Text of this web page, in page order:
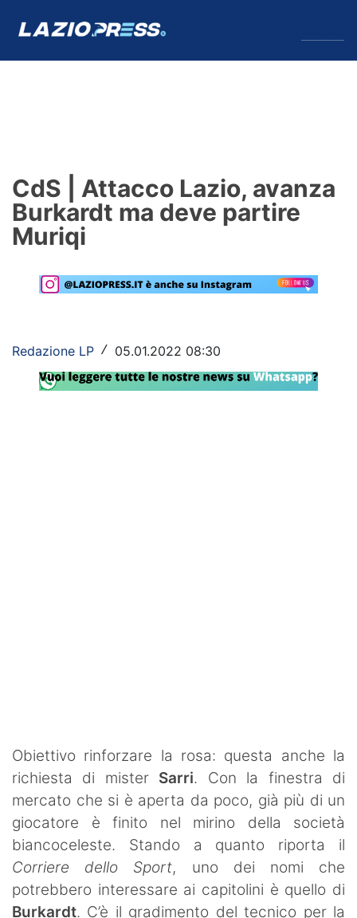
Formello
Infortuni
Primavera
Lazio Women
Rassegna Lazio
Contatti
CdS | Attacco Lazio, avanza
Burkardt ma deve partire
Muriqi
Redazione LP / 05.01.2022 08:30
Obiettivo rinforzare la rosa: questa anche la
richiesta di mister Sarri. Con la finestra di
mercato che si è aperta da poco, già più di un
giocatore è finito nel mirino della società
biancoceleste. Stando a quanto riporta il
Corriere dello Sport, uno dei nomi che
potrebbero interessare ai capitolini è quello di
Burkardt. C’è il gradimento del tecnico per la